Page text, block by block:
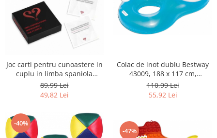
Accesorii sportive
Articole Voiaj
Camping
Ciclism
Sporturi de interior
TV, Audio & Foto
Aparate Foto & Accesorii
Camere video si sport
Drone si Accesorii
Joc carti pentru cunoastere in
cuplu in limba spaniola
Vertellis, 48 cartonase -
RESIGILAT
89,99 Lei
49,82 Lei
Colac de inot dublu Bestway
43009, 188 x 117 cm,
albastru/alb - SECOND
110,99 Lei
55,92 Lei
-40%
-47%